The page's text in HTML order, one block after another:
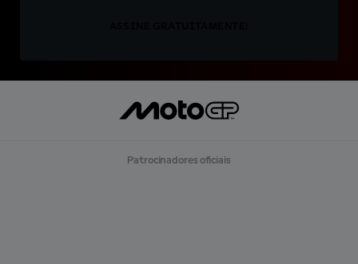
Patrocinadores oficiais